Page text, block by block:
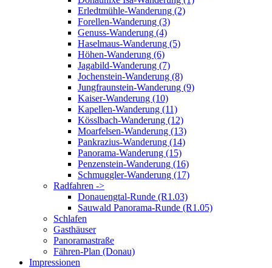
Erledtmühle-Wanderung (2)
Forellen-Wanderung (3)
Genuss-Wanderung (4)
Haselmaus-Wanderung (5)
Höhen-Wanderung (6)
Jagabild-Wanderung (7)
Jochenstein-Wanderung (8)
Jungfraunstein-Wanderung (9)
Kaiser-Wanderung (10)
Kapellen-Wanderung (11)
Kösslbach-Wanderung (12)
Moarfelsen-Wanderung (13)
Pankrazius-Wanderung (14)
Panorama-Wanderung (15)
Penzenstein-Wanderung (16)
Schmuggler-Wanderung (17)
Radfahren ->
Donauengtal-Runde (R1.03)
Sauwald Panorama-Runde (R1.05)
Schlafen
Gasthäuser
Panoramastraße
Fähren-Plan (Donau)
Impressionen